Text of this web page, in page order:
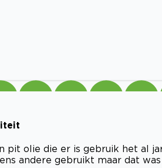
pit olie die er is gebruik het al
andere gebruikt maar dat